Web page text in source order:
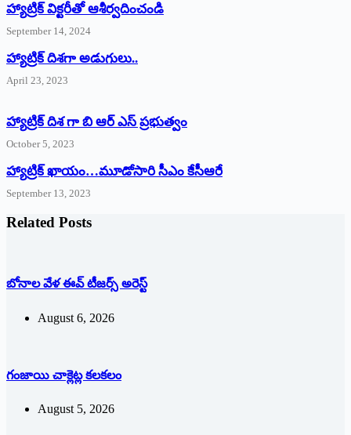
హ్యాట్రిక్‌ ‌విక్టరీతో ఆశీర్వదించండి
September 14, 2024
‌హ్యాట్రిక్‌ ‌దిశగా అడుగులు..
April 23, 2023
హ్యాట్రిక్ దిశ గా బి ఆర్ ఎస్ ప్రభుత్వం
October 5, 2023
హ్యాట్రిక్‌ ‌ఖాయం…మూడోసారి సీఎం కేసీఆరే
September 13, 2023
Related Posts
బోనాల వేళ ఈవ్‌ ‌టీజర్స్ అరెస్ట్
August 6, 2026
గంజాయి చాక్లెట్ల కలకలం
August 5, 2026